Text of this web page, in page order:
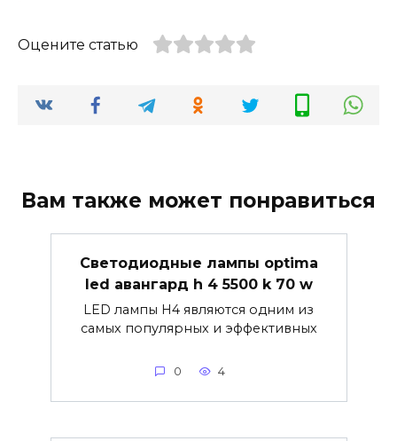
Оцените статью
Вам также может понравиться
Светодиодные лампы optima
led авангард h 4 5500 k 70 w
LED лампы H4 являются одним из
самых популярных и эффективных
0 4